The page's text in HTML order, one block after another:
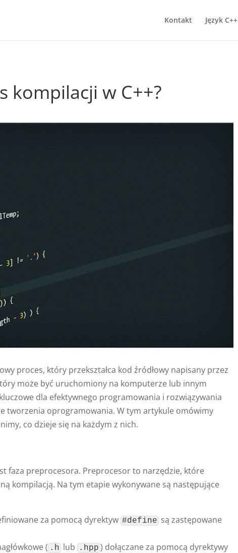
Kontakt Język C++
kompilacji w C++?
proces, który przekształca kod źródłowy napisany przez
może być uruchomiony na komputerze lub innym
dla efektywnego programowania i rozwiązywania
tworzenia oprogramowania. W tym artykule omówimy
co dzieje się na każdym z nich.
faza preprocesora. Preprocesor to narzędzie, które
kompilacją. Na tym etapie wykonywane są następujące
za pomocą dyrektyw#define są zastępowane
( .h lub .hpp ) dołączane za pomocą dyrektywy